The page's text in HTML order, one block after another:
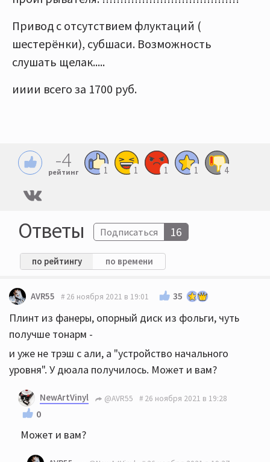
Привод с отсутствием флуктаций (
шестерёнки), субшаси. Возможность
слушать щелак.....
ииии всего за 1700 руб.
-4
рейтинг 1 1 1 1 4
Ответы Подписаться 16
по рейтингу по времени
AVR55 26 ноября 2021 в 19:01 35
Плинт из фанеры, опорный диск из фольги, чуть
получше тонарм -
и уже не трэш с али, а "устройство начального
уровня". У дюала получилось. Может и вам?
NewArtVinyl @AVR55 26 ноября 2021 в 19:28
0
Может и вам?